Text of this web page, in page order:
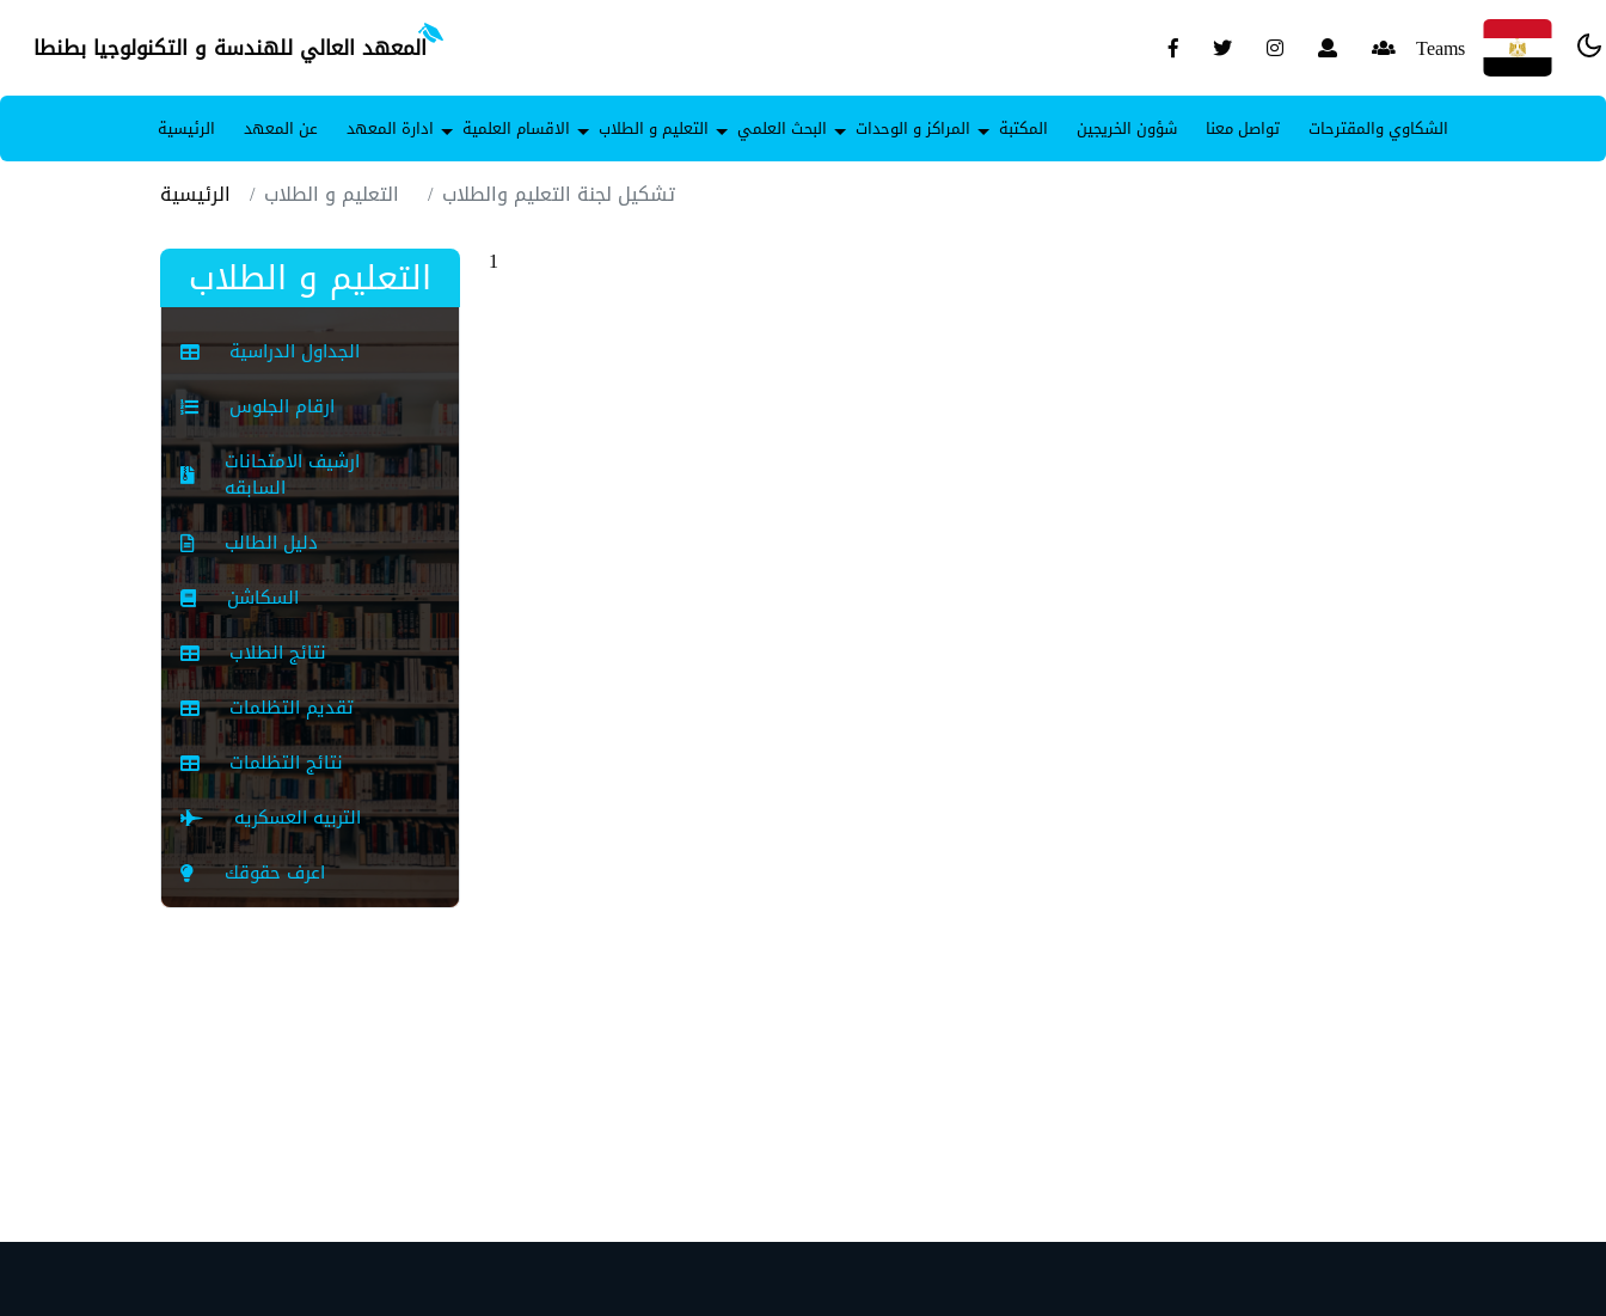
المعهد العالي للهندسة و التكنولوجيا بطنطا Teams
الرئيسية عن المعهد ادارة المعهد الاقسام العلمية التعليم و الطلاب البحث العلمي المراكز و الوحدات المكتبة شؤون الخريجين تواصل معنا الشكاوي والمقترحات
الرئيسية التعليم و الطلاب تشكيل لجنة التعليم والطلاب
التعليم و الطلاب
الجداول الدراسية
ارقام الجلوس
ارشيف الامتحانات
السابقه
دليل الطالب
السكاشن
نتائج الطلاب
تقديم التظلمات
نتائج التظلمات
التربيه العسكريه
اعرف حقوقك
1